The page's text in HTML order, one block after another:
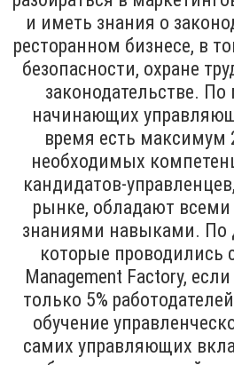
и иметь знания о
ресторанном бизнесе, в
безопасности, охране
законодательстве.
начинающих
время есть максимум
необходимых
кандидатов-
рынке, обладают
знаниями навыками. По
которые проводились
Management Factory,
только 5%
обучение
самих управляющих